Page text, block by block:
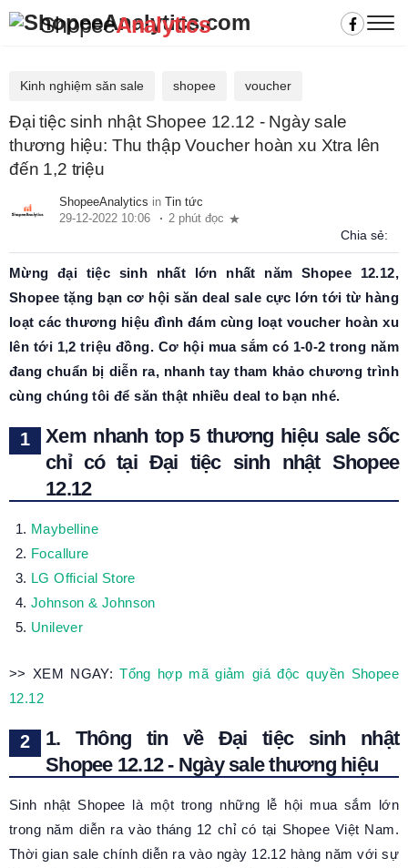
ShopeeAnalytics
Kinh nghiệm săn sale shopee voucher
Đại tiệc sinh nhật Shopee 12.12 - Ngày sale
thương hiệu: Thu thập Voucher hoàn xu Xtra lên
đến 1,2 triệu
ShopeeAnalytics in Tin tức
29-12-2022 10:06
2 phút đọc
Chia sẻ:
Mừng đại tiệc sinh nhất lớn nhất năm Shopee 12.12,
Shopee tặng bạn cơ hội săn deal sale cực lớn tới từ hàng
loạt các thương hiệu đình đám cùng loạt voucher hoàn xu
lên tới 1,2 triệu đồng. Cơ hội mua sắm có 1-0-2 trong năm
đang chuẩn bị diễn ra, nhanh tay tham khảo chương trình
cùng chúng tôi để săn thật nhiều deal to bạn nhé.
Xem nhanh top 5 thương hiệu sale sốc
chỉ có tại Đại tiệc sinh nhật Shopee
12.12
Maybelline
Focallure
LG Official Store
Johnson & Johnson
Unilever
>> XEM NGAY:Tổng hợp mã giảm giá độc quyền Shopee
12.12
1. Thông tin về Đại tiệc sinh nhật
Shopee 12.12 - Ngày sale thương hiệu
Sinh nhật Shopee là một trong những lễ hội mua sắm lớn
trong năm diễn ra vào tháng 12 chỉ có tại Shopee Việt Nam.
Thời gian sale chính diễn ra vào ngày 12.12 hàng năm với sự